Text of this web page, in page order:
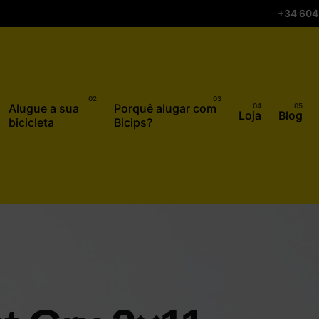
+34
Alugue a sua
bicicleta
Porquê alugar com
Bicips?
Loja Blog